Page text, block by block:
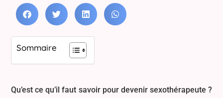
Sommaire
Qu’est ce qu’il faut savoir pour devenir sexothérapeute ?